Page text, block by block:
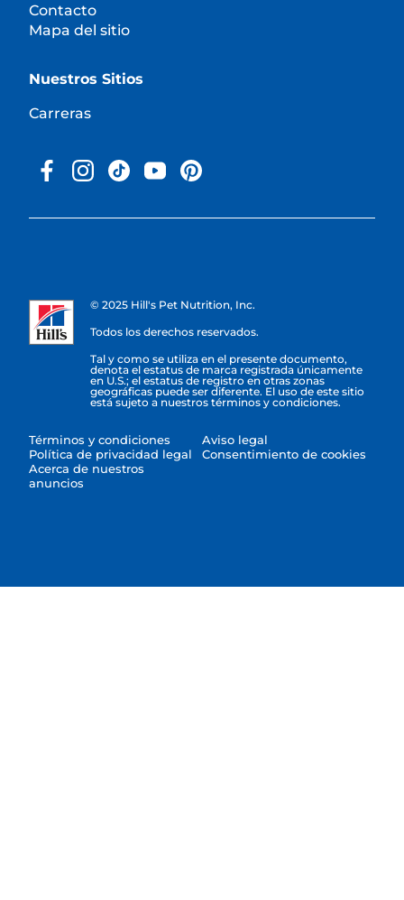
Contacto
Mapa del sitio
Nuestros Sitios
Carreras
© 2025 Hill's Pet Nutrition, Inc.
Todos los derechos reservados.
Tal y como se utiliza en el presente documento,
denota el estatus de marca registrada únicamente
en U.S.; el estatus de registro en otras zonas
geográficas puede ser diferente. El uso de este sitio
está sujeto a nuestros términos y condiciones.
Términos y condiciones
Política de privacidad legal
Acerca de nuestros
anuncios
Aviso legal
Consentimiento de cookies